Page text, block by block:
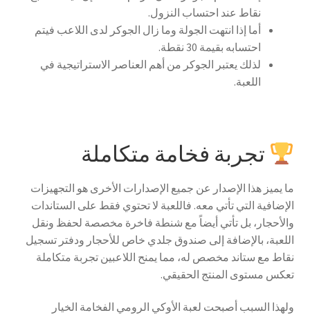
نقاط عند احتساب النزول.
أما إذا انتهت الجولة وما زال الجوكر لدى اللاعب فيتم
احتسابه بقيمة 30 نقطة.
لذلك يعتبر الجوكر من أهم العناصر الاستراتيجية في
اللعبة.
تجربة فخامة متكاملة
ما يميز هذا الإصدار عن جميع الإصدارات الأخرى هو التجهيزات
الإضافية التي تأتي معه. فاللعبة لا تحتوي فقط على الستاندات
والأحجار، بل تأتي أيضاً مع شنطة فاخرة مخصصة لحفظ ونقل
اللعبة، بالإضافة إلى صندوق جلدي خاص للأحجار ودفتر تسجيل
نقاط مع ستاند مخصص له، مما يمنح اللاعبين تجربة متكاملة
تعكس مستوى المنتج الحقيقي.
ولهذا السبب أصبحت لعبة الأوكي الرومي الفخامة الخيار